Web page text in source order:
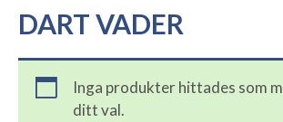
DART VADER
Inga produkter hittades som
ditt val.